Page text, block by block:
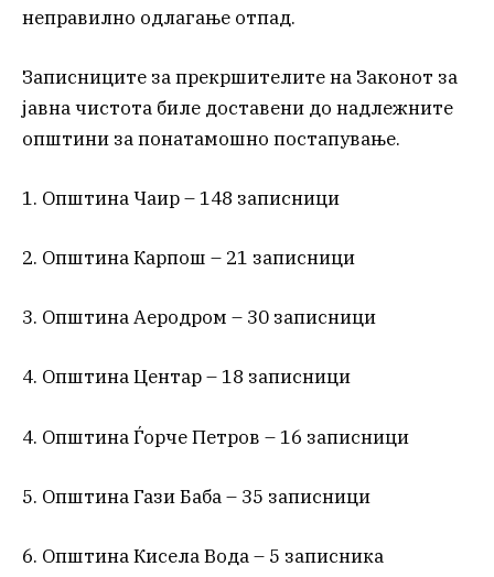
неправилно одлагање отпад.
Записниците за прекршителите на Законот за
јавна чистота биле доставени до надлежните
општини за понатамошно постапување.
1. Општина Чаир – 148 записници
2. Општина Карпош – 21 записници
3. Општина Аеродром – 30 записници
4. Општина Центар – 18 записници
4. Општина Ѓорче Петров – 16 записници
5. Општина Гази Баба – 35 записници
6. Oпштина Кисела Вода – 5 записника